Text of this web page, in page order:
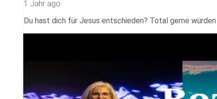
1 Jahr ago
Du hast dich für Jesus entschieden? Total gerne